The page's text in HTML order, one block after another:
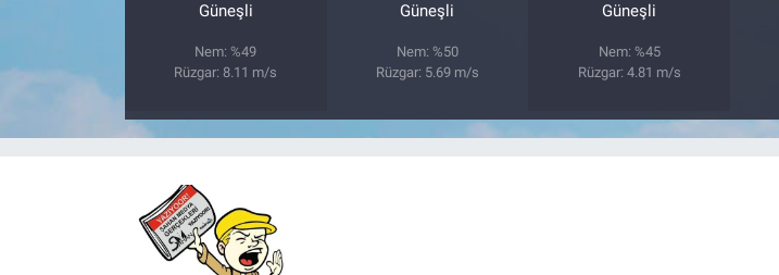
Güneşli
Nem: %49
Rüzgar: 8.11 m/s
Güneşli
Nem: %50
Rüzgar: 5.69 m/s
Güneşli
Nem: %45
Rüzgar: 4.81 m/s